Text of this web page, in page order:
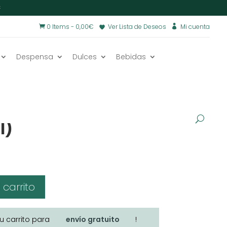
 Mi cuenta
Ver Lista de Deseos
 0 Items - 0,00€
Despensa Dulces Bebidas
carrito para envío gratuito !